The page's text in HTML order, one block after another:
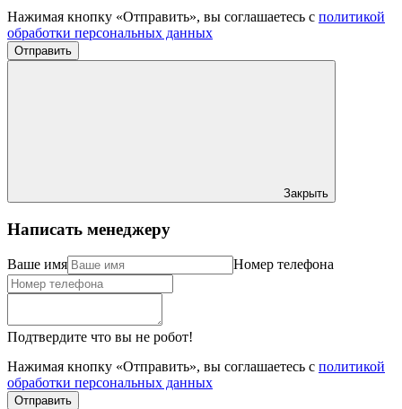
Нажимая кнопку «Отправить», вы соглашаетесь с политикой
обработки персональных данных
Отправить
Закрыть
Написать менеджеру
Ваше имя Номер телефона
Подтвердите что вы не робот!
Нажимая кнопку «Отправить», вы соглашаетесь с политикой
обработки персональных данных
Отправить